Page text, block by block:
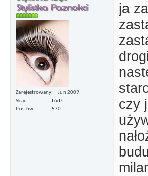
Zarejestrowany
Jun 2009
Skąd
Łódź
Postów
570
ja
czy